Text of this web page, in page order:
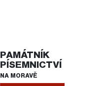
PAMÁTNÍK
PÍSEMNICTVÍ
NA MORAVĚ